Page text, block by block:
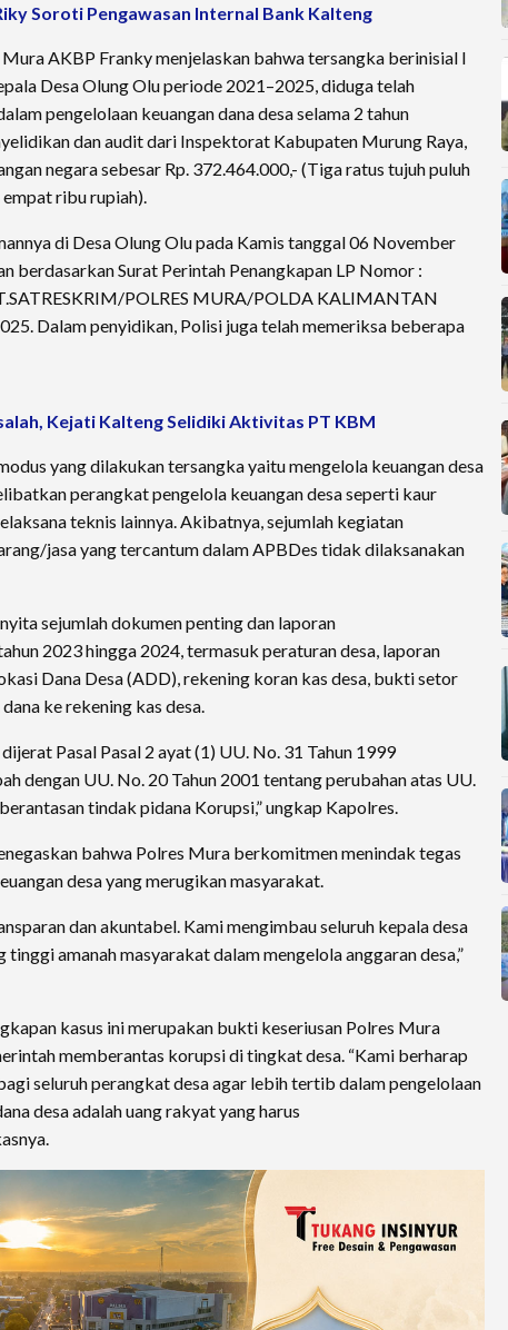
Soroti Pengawasan Internal Bank Kalteng
AKBP Franky menjelaskan bahwa tersangka berinisial I
Desa Olung Olu periode 2021–2025, diduga telah
pengelolaan keuangan dana desa selama 2 tahun
dan audit dari Inspektorat Kabupaten Murung Raya,
negara sebesar Rp. 372.464.000,- (Tiga ratus tujuh puluh
ribu rupiah).
di Desa Olung Olu pada Kamis tanggal 06 November
berdasarkan Surat Perintah Penangkapan LP Nomor :
POLRES MURA/POLDA KALIMANTAN
Dalam penyidikan, Polisi juga telah memeriksa beberapa
Kejati Kalteng Selidiki Aktivitas PT KBM
yang dilakukan tersangka yaitu mengelola keuangan desa
perangkat pengelola keuangan desa seperti kaur
teknis lainnya. Akibatnya, sejumlah kegiatan
jasa yang tercantum dalam APBDes tidak dilaksanakan
sejumlah dokumen penting dan laporan
2023 hingga 2024, termasuk peraturan desa, laporan
Dana Desa (ADD), rekening koran kas desa, bukti setor
ke rekening kas desa.
Pasal Pasal 2 ayat (1) UU. No. 31 Tahun 1999
dengan UU. No. 20 Tahun 2001 tentang perubahan atas UU.
tindak pidana Korupsi,” ungkap Kapolres.
bahwa Polres Mura berkomitmen menindak tegas
desa yang merugikan masyarakat.
dan akuntabel. Kami mengimbau seluruh kepala desa
amanah masyarakat dalam mengelola anggaran desa,”
kasus ini merupakan bukti keseriusan Polres Mura
memberantas korupsi di tingkat desa. “Kami berharap
seluruh perangkat desa agar lebih tertib dalam pengelolaan
desa adalah uang rakyat yang harus